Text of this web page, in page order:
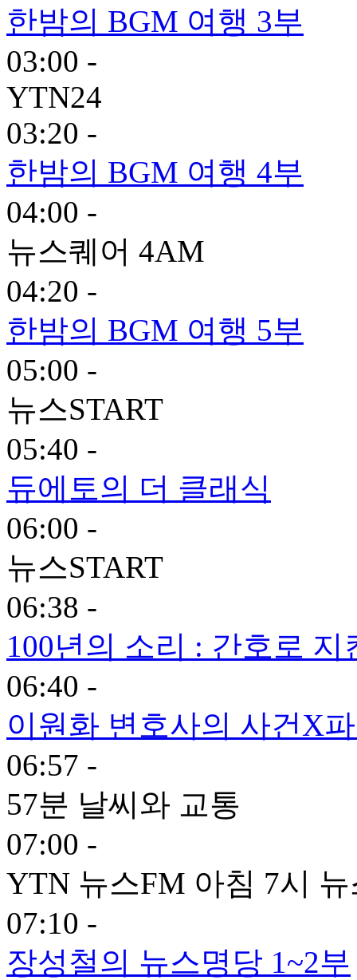
한밤의 BGM 여행 3부
03:00 -
YTN24
03:20 -
한밤의 BGM 여행 4부
04:00 -
뉴스퀘어 4AM
04:20 -
한밤의 BGM 여행 5부
05:00 -
뉴스START
05:40 -
듀에토의 더 클래식
06:00 -
뉴스START
06:38 -
100년의 소리 : 간호로 지
06:40 -
이원화 변호사의 사건X
06:57 -
57분 날씨와 교통
07:00 -
YTN 뉴스FM 아침 7시 뉴
07:10 -
장성철의 뉴스명당 1~2부